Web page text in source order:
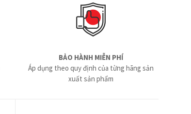
BẢO HÀNH MIỄN PHÍ
Áp dụng theo quy định của từng hãng sản
xuất sản phẩm